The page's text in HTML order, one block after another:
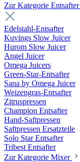
Zur Kategorie Entsafter
Edelstahl-Entsafter
Kuvings Slow Juicer
Hurom Slow Juicer
Angel Juicer
Omega Juicers
Green-Star-Entsafter
Sana by Omega Juicer
Weizengras-Entsafter
Zitruspressen
Champion Entsafter
Hand-Saftpressen
Saftpressen Ersatzteile
Solo Star Entsafter
Tribest Entsafter
Zur Kategorie Mixer